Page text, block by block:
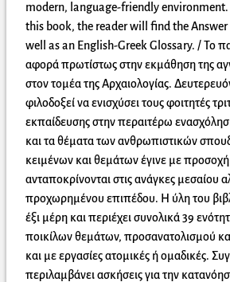
modern, language-friendly
this book, the reader will find the Answer
well as an English-Greek Glossary. / Το
αφορά πρωτίστως στην εκμάθηση της
στον τομέα της Αρχαιολογίας.
φιλοδοξεί να ενισχύσει τους φοιτητές
εκπαίδευσης στην περαιτέρω
και τα θέματα των ανθρωπιστικών
κειμένων και θεμάτων έγινε με
ανταποκρίνονται στις ανάγκες μεσαίου
προχωρημένου επιπέδου. Η ύλη του
έξι μέρη και περιέχει συνολικά 39
ποικίλων θεμάτων, προσανατολισμού
και με εργασίες ατομικές ή ομαδικές.
περιλαμβάνει ασκήσεις για την